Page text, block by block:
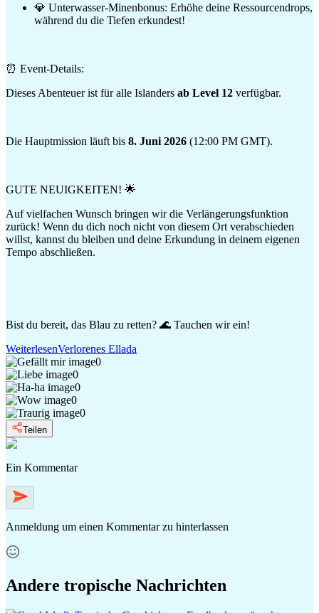
💎 Unterwasser-Minenbonus: Erhöhe deine Ressourcendrops,
während du die Tiefen erkundest!
⏰ Event-Details:
Dieses Abenteuer ist für alle Islanders ab Level 12 verfügbar.
Die Hauptmission läuft bis 8. Juni 2026 (12:00 PM GMT).
GUTE NEUIGKEITEN! 🌟
Auf vielfachen Wunsch bringen wir die Verlängerungsfunktion
zurück! Wenn du dich noch nicht von diesem Ort verabschieden
willst, kannst du bleiben und deine Erkundung in deinem eigenen
Tempo abschließen.
Bist du bereit, das Blau zu retten? 🌊 Tauchen wir ein!
WeiterlesenVerlorenes Ellada
0
0
0
0
0
Teilen
Ein Kommentar
Anmeldung um einen Kommentar zu hinterlassen
Andere tropische Nachrichten